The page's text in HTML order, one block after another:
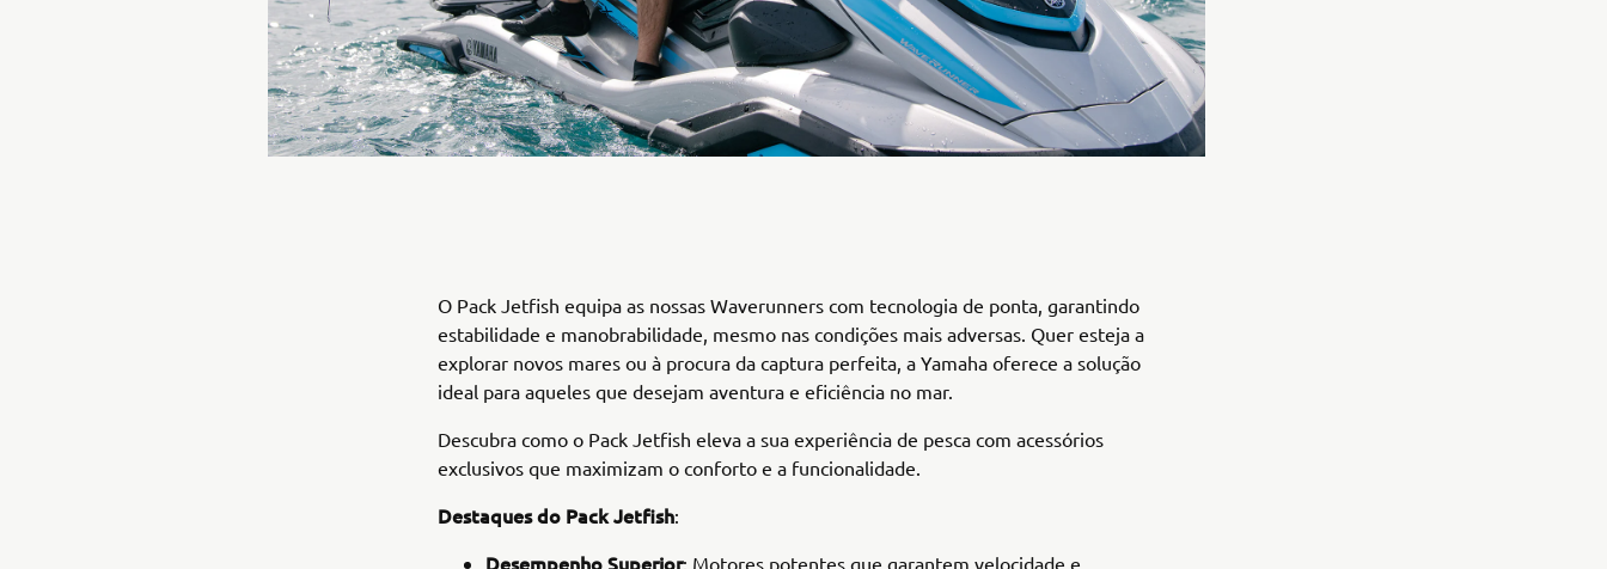
O Pack Jetfish equipa as nossas Waverunners com tecnologia de ponta, garantindo
estabilidade e manobrabilidade, mesmo nas condições mais adversas. Quer esteja a
explorar novos mares ou à procura da captura perfeita, a Yamaha oferece a solução
ideal para aqueles que desejam aventura e eficiência no mar.
Descubra como o Pack Jetfish eleva a sua experiência de pesca com acessórios
exclusivos que maximizam o conforto e a funcionalidade.
Destaques do Pack Jetfish:
Desempenho Superior: Motores potentes que garantem velocidade e